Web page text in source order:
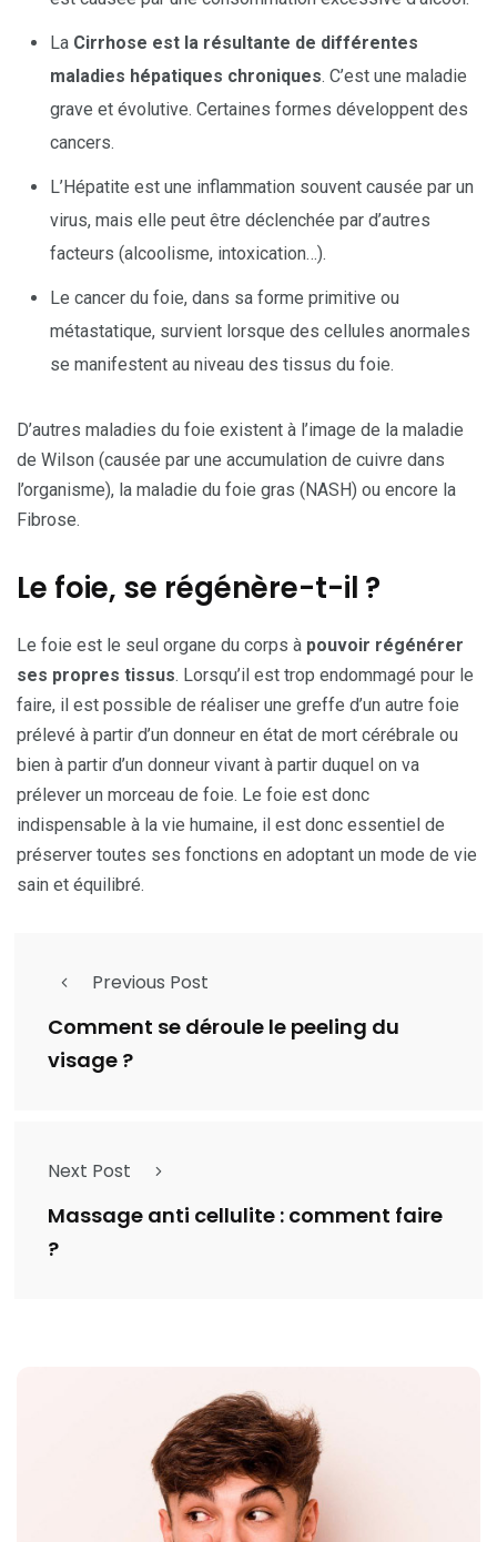
La Cirrhose est la résultante de différentes
maladies hépatiques chroniques. C’est une maladie
grave et évolutive. Certaines formes développent des
cancers.
L’Hépatite est une inflammation souvent causée par un
virus, mais elle peut être déclenchée par d’autres
facteurs (alcoolisme, intoxication…).
Le cancer du foie, dans sa forme primitive ou
métastatique, survient lorsque des cellules anormales
se manifestent au niveau des tissus du foie.
D’autres maladies du foie existent à l’image de la maladie
de Wilson (causée par une accumulation de cuivre dans
l’organisme), la maladie du foie gras (NASH) ou encore la
Fibrose.
Le foie, se régénère-t-il ?
Le foie est le seul organe du corps à pouvoir régénérer
ses propres tissus. Lorsqu’il est trop endommagé pour le
faire, il est possible de réaliser une greffe d’un autre foie
prélevé à partir d’un donneur en état de mort cérébrale ou
bien à partir d’un donneur vivant à partir duquel on va
prélever un morceau de foie. Le foie est donc
indispensable à la vie humaine, il est donc essentiel de
préserver toutes ses fonctions en adoptant un mode de vie
sain et équilibré.
Previous Post
Comment se déroule le peeling du
visage ?
Next Post
Massage anti cellulite : comment faire
?